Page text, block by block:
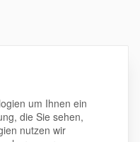
um Ihnen ein
die Sie sehen,
nutzen wir